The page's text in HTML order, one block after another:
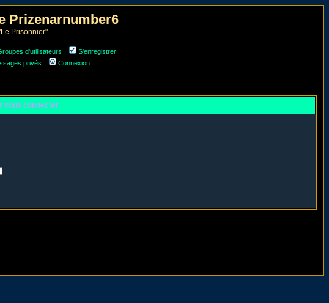
Prizenarnumber6
Prisonnier"
d'utilisateurs
S'enregistrer
privés Connexion
vous connecter